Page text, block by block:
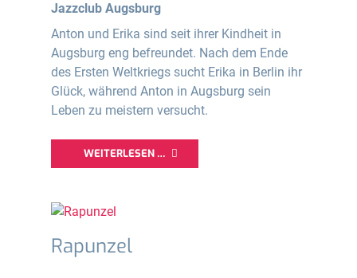
Jazzclub Augsburg
Anton und Erika sind seit ihrer Kindheit in
Augsburg eng befreundet. Nach dem Ende
des Ersten Weltkriegs sucht Erika in Berlin ihr
Glück, während Anton in Augsburg sein
Leben zu meistern versucht.
WEITERLESEN …
Rapunzel